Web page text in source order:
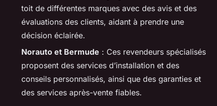
toit de différentes marques avec des avis et des
évaluations des clients, aidant à prendre une
décision éclairée.
Norauto et Bermude : Ces revendeurs spécialisés
proposent des services d’installation et des
conseils personnalisés, ainsi que des garanties et
des services après-vente fiables.